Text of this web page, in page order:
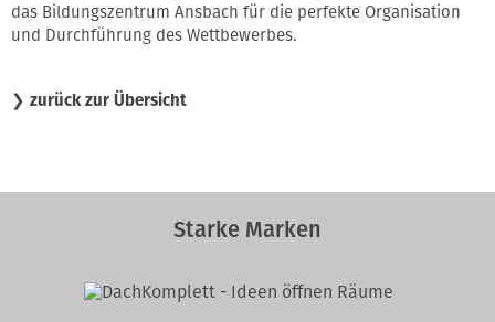
das Bildungszentrum Ansbach für die perfekte Organisation
und Durchführung des Wettbewerbes.
❯ zurück zur Übersicht
Starke Marken